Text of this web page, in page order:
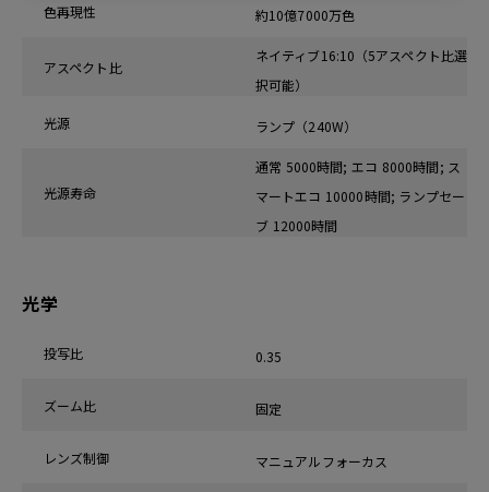
色再現性 約10億7000万色
アスペクト比
ネイティブ16:10（5アスペクト比選
択可能）
光源 ランプ（240W）
光源寿命
通常 5000時間; エコ 8000時間; ス
マートエコ 10000時間; ランプセー
ブ 12000時間
光学
投写比 0.35
ズーム比 固定
レンズ制御 マニュアルフォーカス